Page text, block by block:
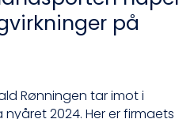
på
Rønningen tar imot i
2024. Her er firmaets